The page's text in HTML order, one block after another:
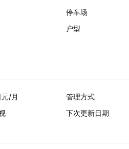
停车场
户型
/月 管理方式
下次更新日期